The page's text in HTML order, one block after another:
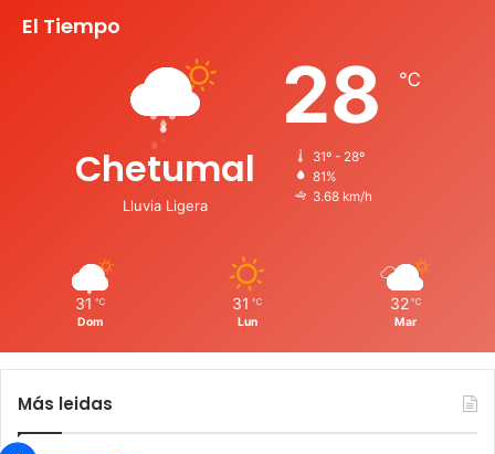
El Tiempo
Chetumal
Lluvia Ligera
28 ℃
31º - 28º
81%
3.68 km/h
31 ℃
Dom
31 ℃
Lun
32 ℃
Mar
Más leidas